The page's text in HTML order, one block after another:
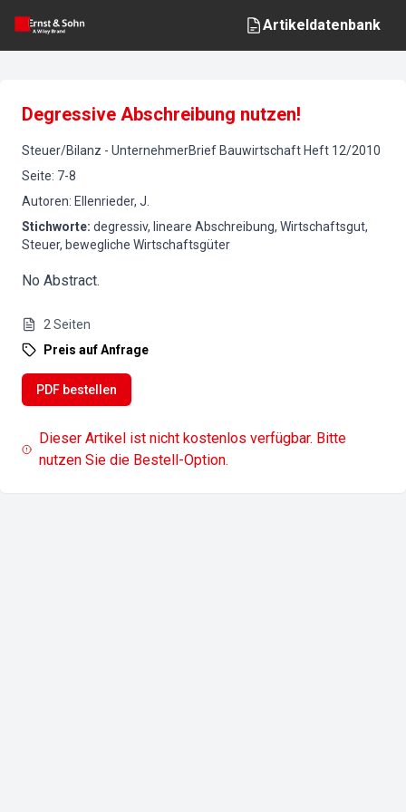
Artikeldatenbank
Degressive Abschreibung nutzen!
Steuer/Bilanz - UnternehmerBrief Bauwirtschaft Heft 12/2010
Seite: 7-8
Autoren: Ellenrieder, J.
Stichworte: degressiv, lineare Abschreibung, Wirtschaftsgut,
Steuer, bewegliche Wirtschaftsgüter
No Abstract.
2 Seiten
Preis auf Anfrage
PDF bestellen
Dieser Artikel ist nicht kostenlos verfügbar. Bitte
nutzen Sie die Bestell-Option.